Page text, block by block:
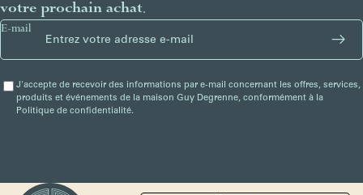
votre prochain achat.
E-mail
J'accepte de recevoir des informations par e-mail concernant les offres, services,
produits et événements de la maison Guy Degrenne, conformément à la
Politique de confidentialité.